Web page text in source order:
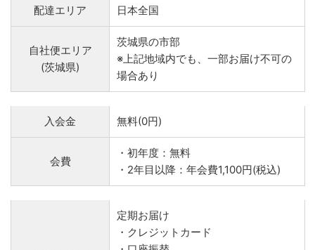
配達エリア 日本全国
自社便エリア
(茨城県)
茨城県の市部
※上記地域内でも、一部お届け不可の
場合あり
入会金 無料(0円)
会費
・初年度：無料
・2年目以降：年会費1,100円(税込)
定期お届け
・クレジットカード